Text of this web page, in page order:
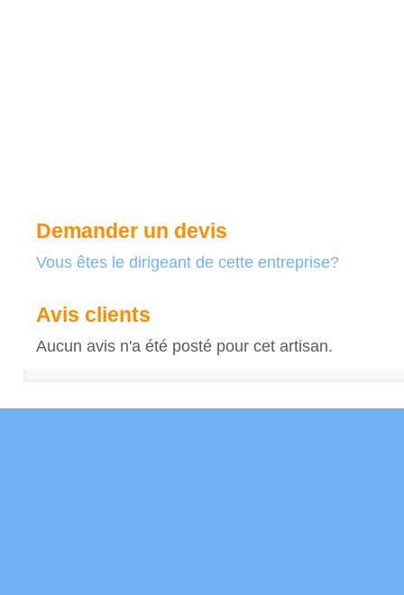
Demander un devis
Vous êtes le dirigeant de cette entreprise?
Avis clients
Aucun avis n'a été posté pour cet artisan.